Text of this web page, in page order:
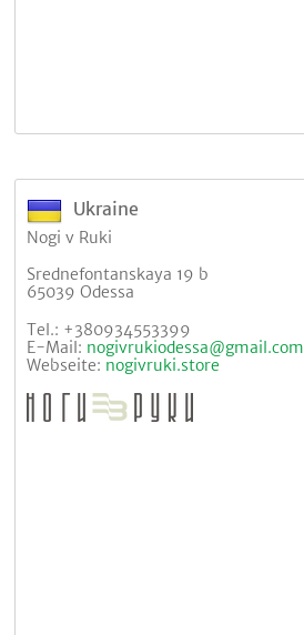
Ukraine
Nogi v Ruki
Srednefontanskaya 19 b
65039 Odessa
Tel.: +380934553399
E-Mail: nogivrukiodessa@gmail.com
Webseite: nogivruki.store